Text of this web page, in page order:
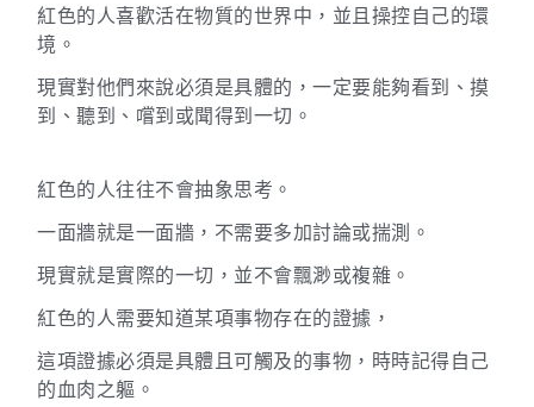
紅色的人喜歡活在物質的世界中，並且操控自己的環
境。
現實對他們來說必須是具體的，一定要能夠看到、摸
到、聽到、嚐到或聞得到一切。
紅色的人往往不會抽象思考。
一面牆就是一面牆，不需要多加討論或揣測。
現實就是實際的一切，並不會飄渺或複雜。
紅色的人需要知道某項事物存在的證據，
這項證據必須是具體且可觸及的事物，時時記得自己
的血肉之軀。